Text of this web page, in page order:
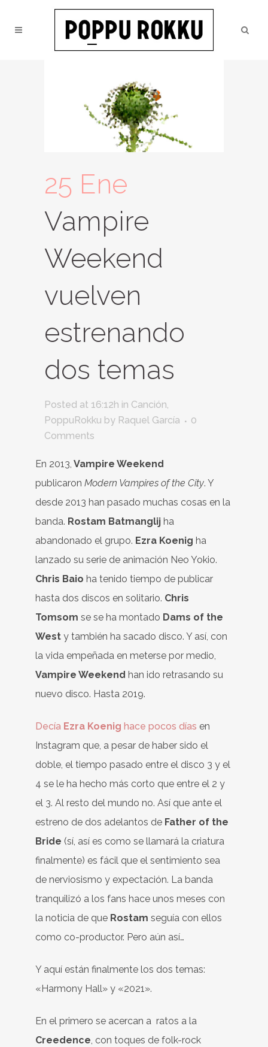
25 Ene
Vampire
Weekend
vuelven
estrenando
dos temas
Posted at 16:12h in Canción,
PoppuRokku by Raquel García
0
Comments
En 2013, Vampire Weekend
publicaron Modern Vampires of the City. Y
desde 2013 han pasado muchas cosas en la
banda. Rostam Batmanglij ha
abandonado el grupo. Ezra Koenig ha
lanzado su serie de animación Neo Yokio.
Chris Baio ha tenido tiempo de publicar
hasta dos discos en solitario. Chris
Tomsom se se ha montado Dams of the
West y también ha sacado disco. Y así, con
la vida empeñada en meterse por medio,
Vampire Weekend han ido retrasando su
nuevo disco. Hasta 2019.
Decía Ezra Koenig hace pocos días en
Instagram que, a pesar de haber sido el
doble, el tiempo pasado entre el disco 3 y el
4 se le ha hecho más corto que entre el 2 y
el 3. Al resto del mundo no. Así que ante el
estreno de dos adelantos de Father of the
Bride (sí, así es como se llamará la criatura
finalmente) es fácil que el sentimiento sea
de nerviosismo y expectación. La banda
tranquilizó a los fans hace unos meses con
la noticia de que Rostam seguía con ellos
como co-productor. Pero aún así…
Y aquí están finalmente los dos temas:
«Harmony Hall» y «2021».
En el primero se acercan a ratos a la
Creedence, con toques de folk-rock